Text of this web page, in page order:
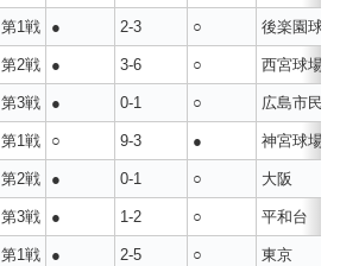
第1戦 ● 2-3 ○ 後楽園球場
第2戦 ● 3-6 ○ 西宮球場
第3戦 ● 0-1 ○ 広島市民
第1戦 ○ 9-3 ● 神宮球場
第2戦 ● 0-1 ○ 大阪
第3戦 ● 1-2 ○ 平和台
第1戦 ● 2-5 ○ 東京